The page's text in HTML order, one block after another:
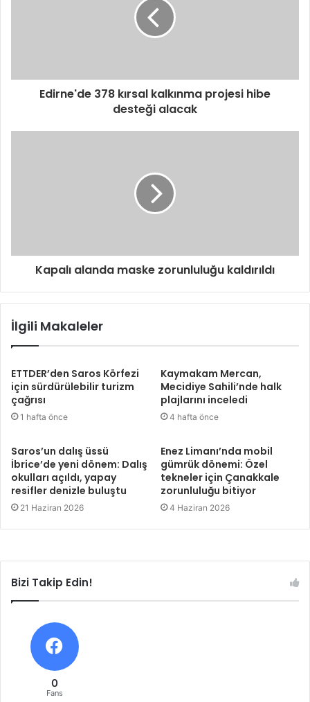
Edirne'de 378 kırsal kalkınma projesi hibe
desteği alacak
Kapalı alanda maske zorunluluğu kaldırıldı
İlgili Makaleler
ETTDER’den Saros Körfezi
için sürdürülebilir turizm
çağrısı
1 hafta önce
Kaymakam Mercan,
Mecidiye Sahili’nde halk
plajlarını inceledi
4 hafta önce
Saros’un dalış üssü
İbrice’de yeni dönem: Dalış
okulları açıldı, yapay
resifler denizle buluştu
21 Haziran 2026
Enez Limanı’nda mobil
gümrük dönemi: Özel
tekneler için Çanakkale
zorunluluğu bitiyor
4 Haziran 2026
Bizi Takip Edin!
0
Fans